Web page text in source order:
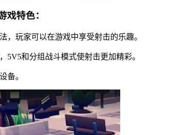
戏特色：
，玩家可以在游戏中享受射击的乐趣。
5V5和分组战斗模式使射击更加精彩。
备。